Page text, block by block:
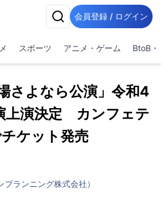
会員登録 / ログイン
スポーツ アニメ・ゲーム BtoB・
さよなら公演」令和4
上演決定 カンフェテ
ケット発売
ランニング株式会社）